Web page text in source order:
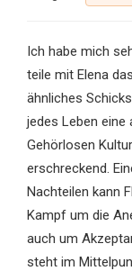
Ich habe mich
teile mit Elena
ähnliches
jedes Leben eine
Gehörlosen
erschreckend.
Nachteilen kann
Kampf um die
auch um
steht im